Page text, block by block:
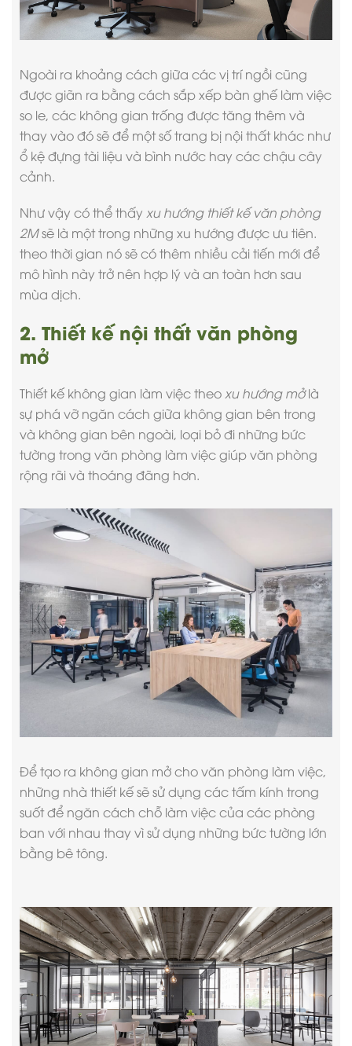
Ngoài ra khoảng cách giữa các vị trí ngồi cũng
được giãn ra bằng cách sắp xếp bàn ghế làm việc
so le, các không gian trống được tăng thêm và
thay vào đó sẽ để một số trang bị nội thất khác như
ổ kệ đựng tài liệu và bình nước hay các chậu cây
cảnh.
Như vậy có thể thấy xu hướng thiết kế văn phòng
2Msẽ là một trong những xu hướng được ưu tiên.
theo thời gian nó sẽ có thêm nhiều cải tiến mới để
mô hình này trở nên hợp lý và an toàn hơn sau
mùa dịch.
2. Thiết kế nội thất văn phòng
mở
Thiết kế không gian làm việc theo xu hướng mởlà
sự phá vỡ ngăn cách giữa không gian bên trong
và không gian bên ngoài, loại bỏ đi những bức
tường trong văn phòng làm việc giúp văn phòng
rộng rãi và thoáng đãng hơn.
Để tạo ra không gian mở cho văn phòng làm việc,
những nhà thiết kế sẽ sử dụng các tấm kính trong
suốt để ngăn cách chỗ làm việc của các phòng
ban với nhau thay vì sử dụng những bức tường lớn
bằng bê tông.